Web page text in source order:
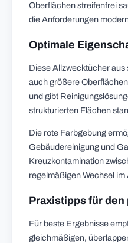
Oberflächen streifenfrei
die Anforderungen
Optimale
Diese Allzwecktücher aus
auch größere
und gibt
strukturierten Flächen
Die rote Farbgebung
Gebäudereinigung und
Kreuzkontamination
regelmäßigen Wechsel
Praxistipps für
Für beste Ergebnisse
gleichmäßigen,